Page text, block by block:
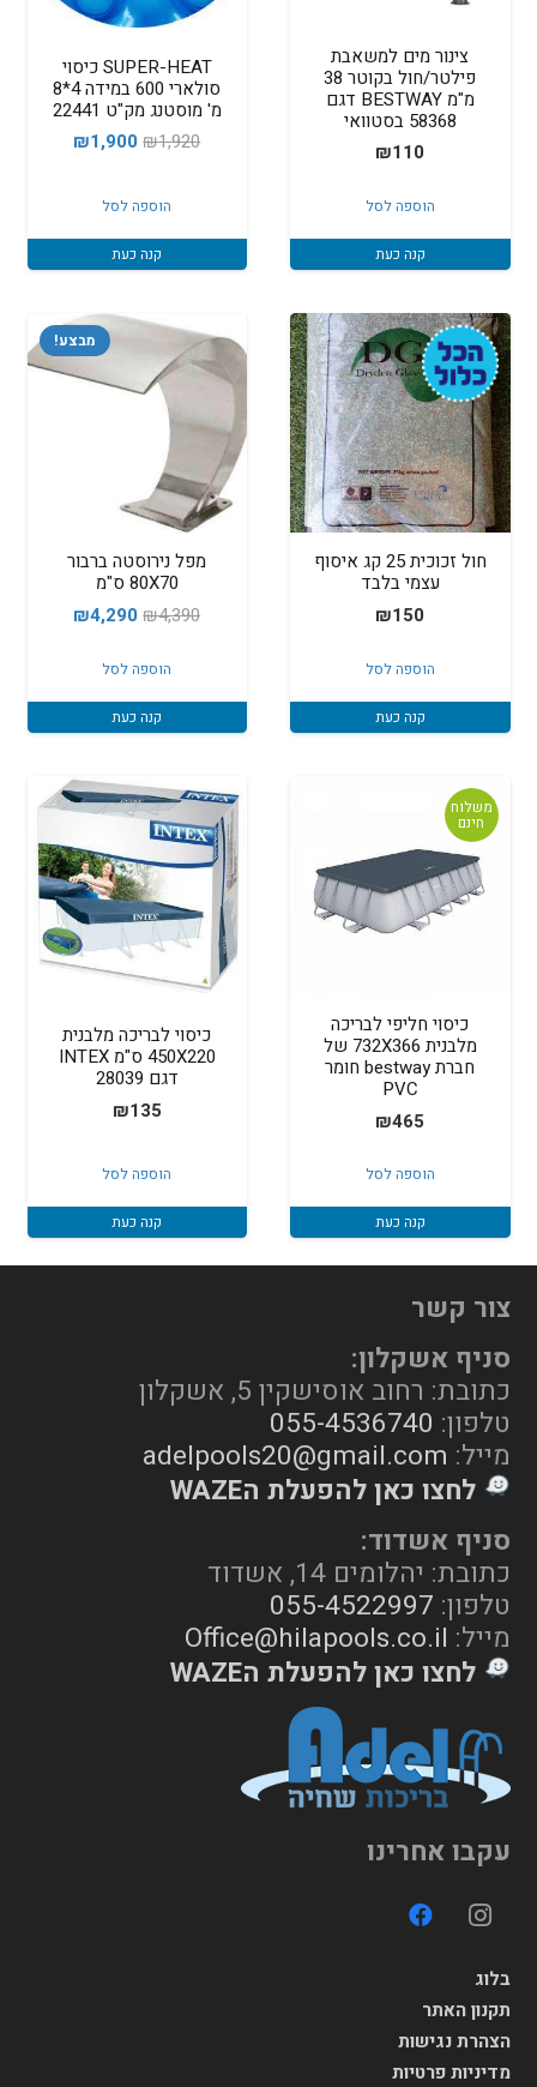
צינור מים למשאבת
פילטר/חול בקוטר 38
מ"מ BESTWAY דגם
58368 בסטוואי
₪110
הוספה לסל
קנה כעת
SUPER-HEAT כיסוי
סולארי 600 במידה 4*8
מ' מוסטנג מק"ט 22441
₪1,920
המחיר
היה:
₪1,920.
₪1,900
המחיר
₪1,900.
הוספה לסל
קנה כעת
חול זכוכית 25 קג איסוף
עצמי בלבד
₪150
הוספה לסל
קנה כעת
מבצע!
מפל נירוסטה ברבור
80X70 ס"מ
₪4,390
המחיר
היה:
₪4,390.
₪4,290 המחיר
₪4,290.
הוספה לסל
קנה כעת
משלוח
חינם
כיסוי חליפי לבריכה
מלבנית 732X366 של
חברת bestway חומר
PVC
₪465
הוספה לסל
קנה כעת
כיסוי לבריכה מלבנית
450X220 ס"מ INTEX
דגם 28039
₪135
הוספה לסל
קנה כעת
צור קשר
סניף אשקלון:
כתובת: רחוב אוסישקין 5, אשקלון
טלפון: 055-4536740
מייל: adelpools20@gmail.com
לחצו כאן להפעלת הWAZE
סניף אשדוד:
כתובת: יהלומים 14, אשדוד
טלפון: 055-4522997
מייל: Office@hilapools.co.il
לחצו כאן להפעלת הWAZE
עקבו אחרינו
בלוג
תקנון האתר
הצהרת נגישות
מדיניות פרטיות